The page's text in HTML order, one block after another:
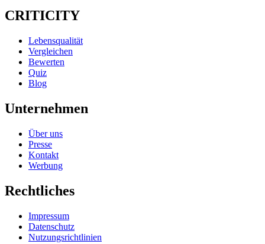
CRITICITY
Lebensqualität
Vergleichen
Bewerten
Quiz
Blog
Unternehmen
Über uns
Presse
Kontakt
Werbung
Rechtliches
Impressum
Datenschutz
Nutzungsrichtlinien